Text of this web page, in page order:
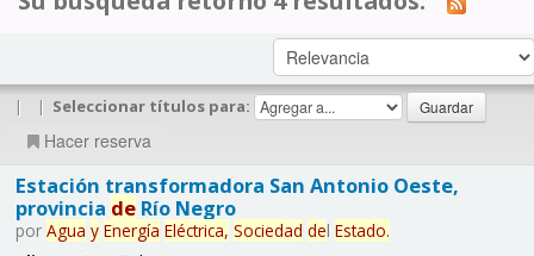
| | Seleccionar títulos para:
Hacer reserva
Estación transformadora San Antonio Oeste,
provincia deRío Negro
por Agua y Energía Eléctrica, Sociedad del Estado.